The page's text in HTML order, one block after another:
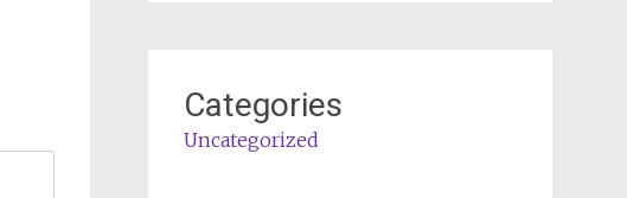
Categories
Uncategorized